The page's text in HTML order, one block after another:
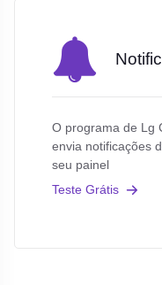
O programa de Lg
envia notificações
seu painel
Teste Grátis